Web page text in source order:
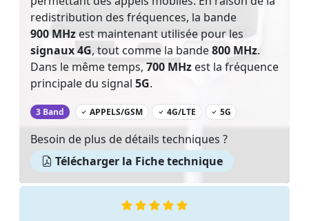
redistribution des fréquences, la bande
900 MHzest maintenant utilisée pour les
signaux 4G, tout comme la bande800 MHz.
Dans le même temps, 700 MHzest la fréquence
principale du signal 5G.
3 Band ‌ APPELS/GSM 4G/LTE 5G
Besoin de plus de détails techniques ?
Télécharger la Fiche technique